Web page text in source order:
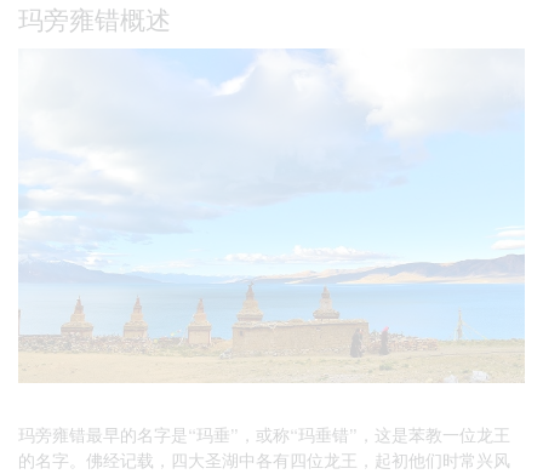
玛旁雍错概述
玛旁雍错最早的名字是“玛垂”，或称“玛垂错”，这是苯教一位龙王
的名字。佛经记载，四大圣湖中各有四位龙王，起初他们时常兴风